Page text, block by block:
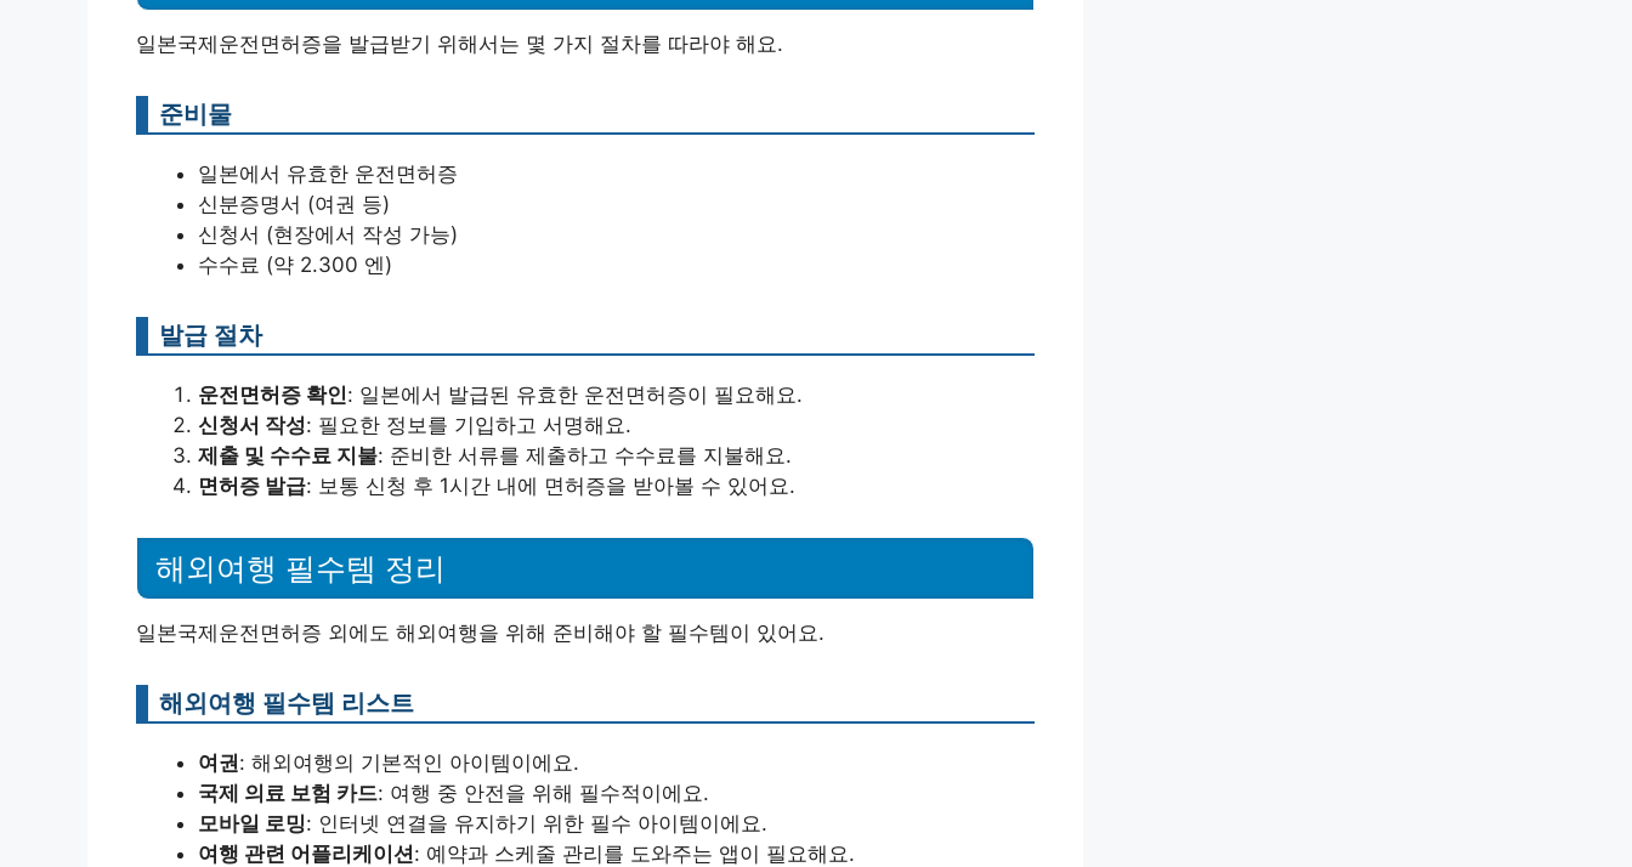
일본국제운전면허증을 발급받기 위해서는 몇 가지 절차를 따라야 해요.
준비물
일본에서 유효한 운전면허증
신분증명서 (여권 등)
신청서 (현장에서 작성 가능)
수수료 (약 2.300 엔)
발급 절차
운전면허증 확인: 일본에서 발급된 유효한 운전면허증이 필요해요.
신청서 작성: 필요한 정보를 기입하고 서명해요.
제출 및 수수료 지불: 준비한 서류를 제출하고 수수료를 지불해요.
면허증 발급: 보통 신청 후 1시간 내에 면허증을 받아볼 수 있어요.
해외여행 필수템 정리
일본국제운전면허증 외에도 해외여행을 위해 준비해야 할 필수템이 있어요.
해외여행 필수템 리스트
여권: 해외여행의 기본적인 아이템이에요.
국제 의료 보험 카드: 여행 중 안전을 위해 필수적이에요.
모바일 로밍: 인터넷 연결을 유지하기 위한 필수 아이템이에요.
여행 관련 어플리케이션: 예약과 스케줄 관리를 도와주는 앱이 필요해요.